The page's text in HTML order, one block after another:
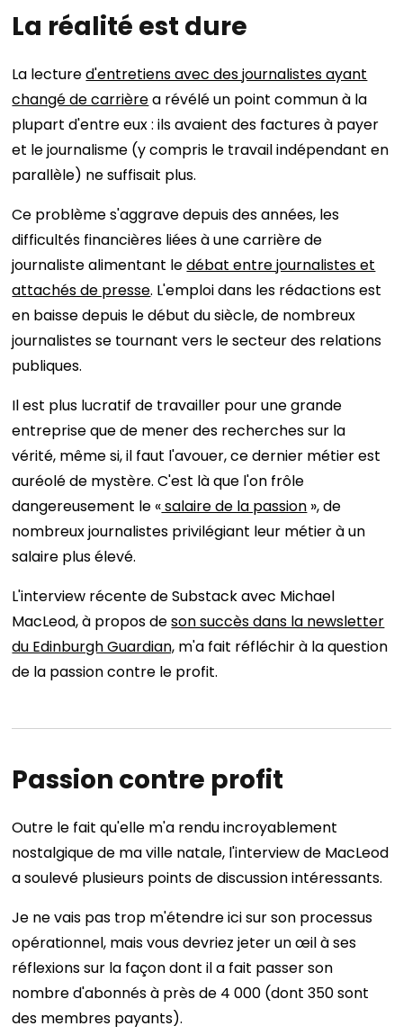
La réalité est dure
La lectured'entretiens avec des journalistes ayant
changé de carrièrea révélé un point commun à la
plupart d'entre eux : ils avaient des factures à payer
et le journalisme (y compris le travail indépendant en
parallèle) ne suffisait plus.
Ce problème s'aggrave depuis des années, les
difficultés financières liées à une carrière de
journaliste alimentant ledébat entre journalistes et
attachés de presse. L'emploi dans les rédactions est
en baisse depuis le début du siècle, de nombreux
journalistes se tournant vers le secteur des relations
publiques.
Il est plus lucratif de travailler pour une grande
entreprise que de mener des recherches sur la
vérité, même si, il faut l'avouer, ce dernier métier est
auréolé de mystère. C'est là que l'on frôle
dangereusement le «salaire de la passion », de
nombreux journalistes privilégiant leur métier à un
salaire plus élevé.
L'interview récente de Substack avec Michael
MacLeod, à propos deson succès dans la newsletter
du Edinburgh Guardian, m'a fait réfléchir à la question
de la passion contre le profit.
Passion contre profit
Outre le fait qu'elle m'a rendu incroyablement
nostalgique de ma ville natale, l'interview de MacLeod
a soulevé plusieurs points de discussion intéressants.
Je ne vais pas trop m'étendre ici sur son processus
opérationnel, mais vous devriez jeter un œil à ses
réflexions sur la façon dont il a fait passer son
nombre d'abonnés à près de 4 000 (dont 350 sont
des membres payants).